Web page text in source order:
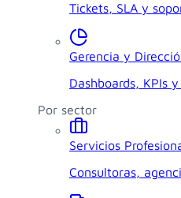
Tickets, SLA y
Gerencia y
Dashboards, KPIs
Por sector
Servicios
Consultoras,